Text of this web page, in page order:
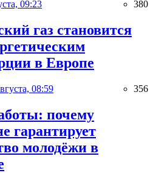
09:23 380
газ становится
в Европе
08:59 356
почему
гарантирует
молодёжи в